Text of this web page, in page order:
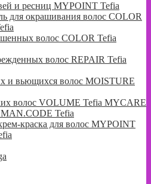
и ресниц MYPOINT Tefia
для окрашивания волос COLOR
волос COLOR Tefia
волос REPAIR Tefia
и вьющихся волос MOISTURE
волос VOLUME Tefia MYCARE
Tefia
краска для волос MYPOINT